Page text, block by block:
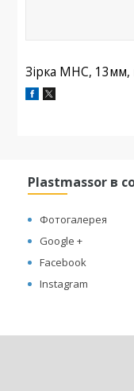
Зірка МНС, 13мм,
Plastmassor в
Фотогалерея
Google +
Facebook
Instagram